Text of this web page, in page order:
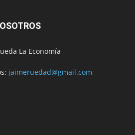
La Economía
jaimeruedad@gmail.com